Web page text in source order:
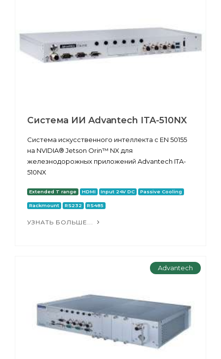
Система ИИ Advantech ITA-510NX
Система искусственного интеллекта с EN 50155
на NVIDIA® Jetson Orin™ NX для
железнодорожных приложений Advantech ITA-
510NX
Extended T range HDMI Input 24V DC Passive Cooling
Rackmount RS232 RS485
УЗНАТЬ БОЛЬШЕ...
Advantech